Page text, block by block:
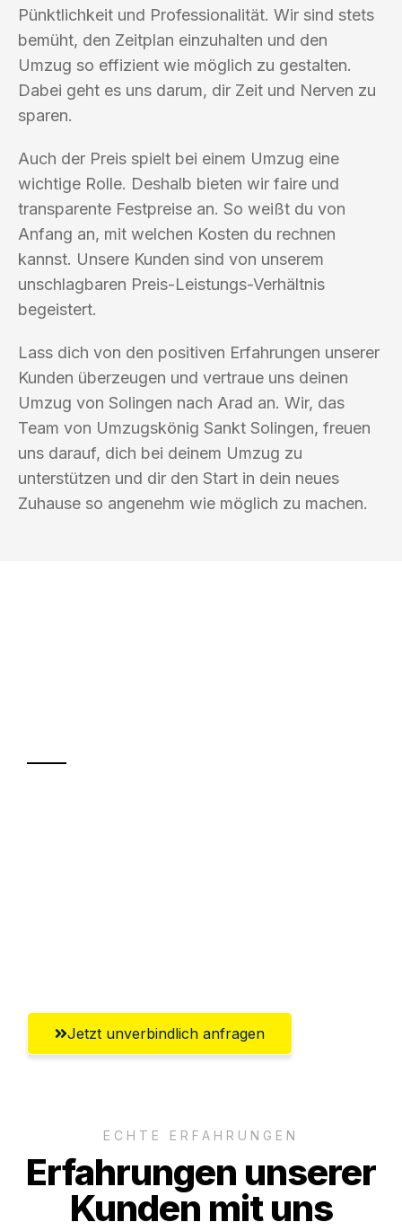
Pünktlichkeit und Professionalität. Wir sind stets
bemüht, den Zeitplan einzuhalten und den
Umzug so effizient wie möglich zu gestalten.
Dabei geht es uns darum, dir Zeit und Nerven zu
sparen.
Auch der Preis spielt bei einem Umzug eine
wichtige Rolle. Deshalb bieten wir faire und
transparente Festpreise an. So weißt du von
Anfang an, mit welchen Kosten du rechnen
kannst. Unsere Kunden sind von unserem
unschlagbaren Preis-Leistungs-Verhältnis
begeistert.
Lass dich von den positiven Erfahrungen unserer
Kunden überzeugen und vertraue uns deinen
Umzug von Solingen nach Arad an. Wir, das
Team von Umzugskönig Sankt Solingen, freuen
uns darauf, dich bei deinem Umzug zu
unterstützen und dir den Start in dein neues
Zuhause so angenehm wie möglich zu machen.
Jetzt unverbindlich anfragen
ECHTE ERFAHRUNGEN
Erfahrungen unserer
Kunden mit uns